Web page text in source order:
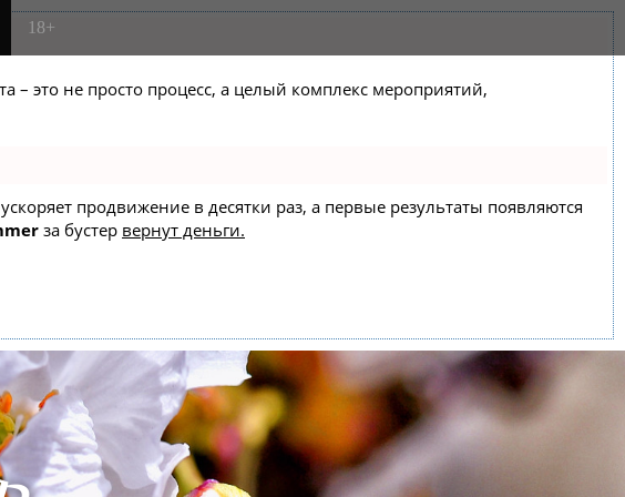
– это не просто процесс, а целый комплекс мероприятий,
продвижение в десятки раз, а первые результаты появляются
за бустер вернут деньги.
18+